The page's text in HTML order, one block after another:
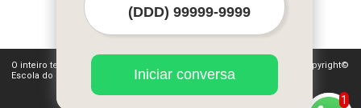
O inteiro teor deste site está sujeito à proteção de direitos autorais. Copyright©
Escola do Funileiro (Lei 9610 de 19/02/1998)
1
Iniciar conversa